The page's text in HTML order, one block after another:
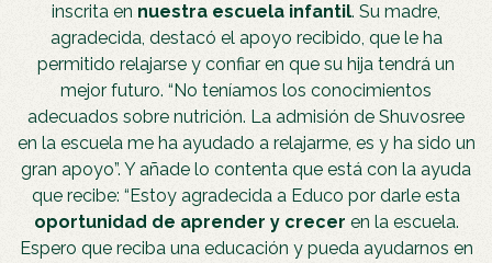
inscrita en nuestra escuela infantil. Su madre,
agradecida, destacó el apoyo recibido, que le ha
permitido relajarse y confiar en que su hija tendrá un
mejor futuro. “No teníamos los conocimientos
adecuados sobre nutrición. La admisión de Shuvosree
en la escuela me ha ayudado a relajarme, es y ha sido un
gran apoyo”. Y añade lo contenta que está con la ayuda
que recibe: “Estoy agradecida a Educo por darle esta
oportunidad de aprender y crecer en la escuela.
Espero que reciba una educación y pueda ayudarnos en